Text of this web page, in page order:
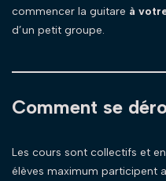
commencer la guitare à
d’un petit groupe.
Comment se
Les cours sont collectifs et
élèves maximum participent